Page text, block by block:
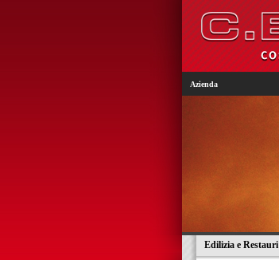
Azienda
Edilizia e Restauri